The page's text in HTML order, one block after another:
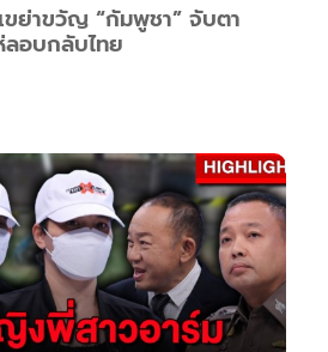
ขย่าขวัญ “กัมพูชา” จับตา
ลอบกลับไทย